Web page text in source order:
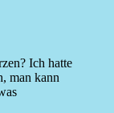
Ich hatte
man kann